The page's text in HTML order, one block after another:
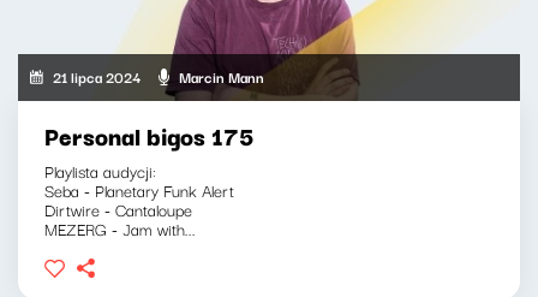
21 lipca 2024 Marcin Mann
Personal bigos 175
Playlista audycji:
Seba - Planetary Funk Alert
Dirtwire - Cantaloupe
MEZERG - Jam with...